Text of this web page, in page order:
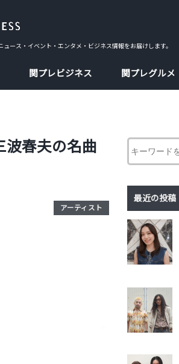
ース・イベント・エンタメ・ビジネス情報をお届けします。
関プレビジネス 関プレグルメ
波春夫の名曲
アーティスト
最近の投稿